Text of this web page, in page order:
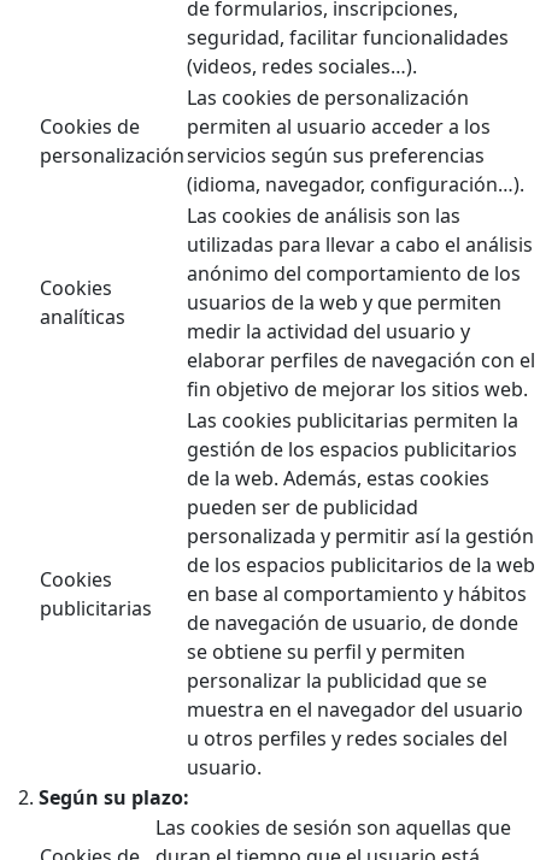
de formularios, inscripciones,
seguridad, facilitar funcionalidades
(videos, redes sociales…).
Cookies de
personalización
Las cookies de personalización
permiten al usuario acceder a los
servicios según sus preferencias
(idioma, navegador, configuración…).
Cookies
analíticas
Las cookies de análisis son las
utilizadas para llevar a cabo el análisis
anónimo del comportamiento de los
usuarios de la web y que permiten
medir la actividad del usuario y
elaborar perfiles de navegación con el
fin objetivo de mejorar los sitios web.
Cookies
publicitarias
Las cookies publicitarias permiten la
gestión de los espacios publicitarios
de la web. Además, estas cookies
pueden ser de publicidad
personalizada y permitir así la gestión
de los espacios publicitarios de la web
en base al comportamiento y hábitos
de navegación de usuario, de donde
se obtiene su perfil y permiten
personalizar la publicidad que se
muestra en el navegador del usuario
u otros perfiles y redes sociales del
usuario.
Según su plazo:
Las cookies de sesión son aquellas que